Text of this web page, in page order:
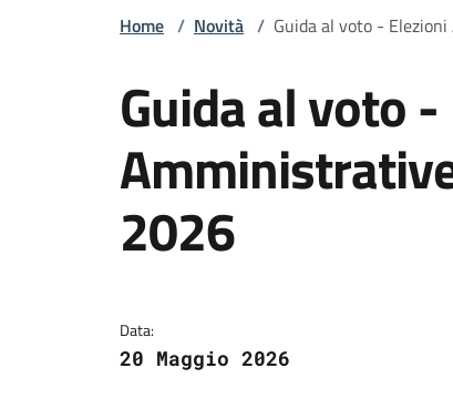
Home / Novità / Guida al voto -
Guida al voto
2026
Data:
20 Maggio 2026